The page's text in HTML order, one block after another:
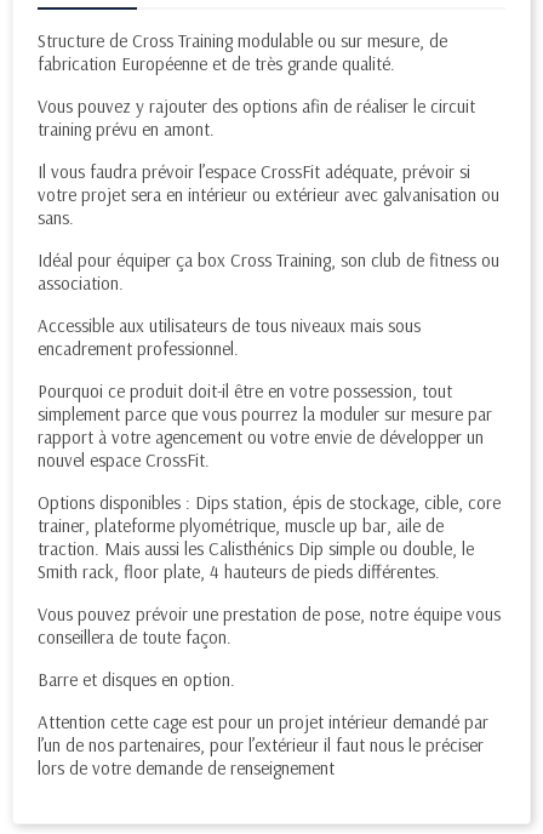
Structure de Cross Training modulable ou sur mesure, de
fabrication Européenne et de très grande qualité.
Vous pouvez y rajouter des options afin de réaliser le circuit
training prévu en amont.
Il vous faudra prévoir l’espace CrossFit adéquate, prévoir si
votre projet sera en intérieur ou extérieur avec galvanisation ou
sans.
Idéal pour équiper ça box Cross Training, son club de fitness ou
association.
Accessible aux utilisateurs de tous niveaux mais sous
encadrement professionnel.
Pourquoi ce produit doit-il être en votre possession, tout
simplement parce que vous pourrez la moduler sur mesure par
rapport à votre agencement ou votre envie de développer un
nouvel espace CrossFit.
Options disponibles : Dips station, épis de stockage, cible, core
trainer, plateforme plyométrique, muscle up bar, aile de
traction. Mais aussi les Calisthénics Dip simple ou double, le
Smith rack, floor plate, 4 hauteurs de pieds différentes.
Vous pouvez prévoir une prestation de pose, notre équipe vous
conseillera de toute façon.
Barre et disques en option.
Attention cette cage est pour un projet intérieur demandé par
l’un de nos partenaires, pour l’extérieur il faut nous le préciser
lors de votre demande de renseignement